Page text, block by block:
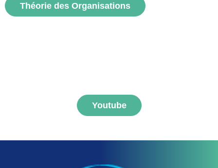
Théorie des Organisations
Youtube